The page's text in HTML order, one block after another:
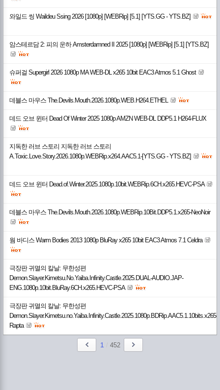
와일드 씽 Waildeu Ssing 2026 [1080p] [WEBRip] [5.1] [YTS.GG - YTS.BZ]
암스테르담 2: 피의 운하 Amsterdamned II 2025 [1080p] [WEBRip] [5.1] [YTS.BZ]
슈퍼걸 Supergirl 2026 1080p MA WEB-DL x265 10bit EAC3 Atmos 5.1 Ghost
데블스 마우스 The.Devils.Mouth.2026.1080p.WEB.H264.ETHEL
데드 오브 윈터 Dead Of Winter 2025 1080p AMZN WEB-DL DDP5.1 H264-FLUX
지독한 러브 스토리 지독한 러브 스토리
A.Toxic.Love.Story.2026.1080p.WEBRip.x264.AAC5.1-[YTS.GG - YTS.BZ]
데드 오브 윈터 Dead.of.Winter.2025.1080p.10bit.WEBRip.6CH.x265.HEVC-PSA
데블스 마우스 The.Devils.Mouth.2026.1080p.WEBRip.10Bit.DDP5.1.x265-NeoNoir
웜 바디스 Warm Bodies 2013 1080p BluRay x265 10bit EAC3 Atmos 7.1 Celdra
극장판 귀멸의 칼날: 무한성편
Demon.Slayer.Kimetsu.No.Yaiba.Infinity.Castle.2025.DUAL-AUDIO.JAP-
ENG.1080p.10bit.BluRay.6CH.x265.HEVC-PSA
극장판 귀멸의 칼날: 무한성편
Demon.Slayer.Kimetsu.no.Yaiba.Infinity.Castle.2025.1080p.BDRip.AAC5.1.10bits.x265-
Rapta
1 452